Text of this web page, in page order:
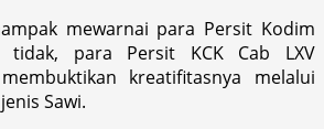
mewarnai para Persit Kodim
tidak, para Persit KCK Cab LXV
kreatifitasnya melalui
Sawi.